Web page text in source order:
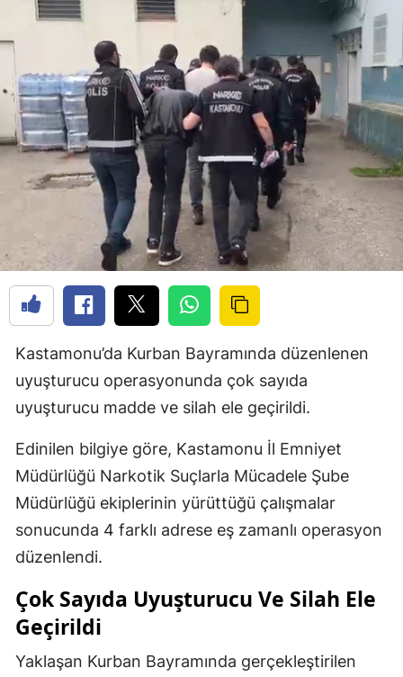
Kastamonu’da Kurban Bayramında düzenlenen
uyuşturucu operasyonunda çok sayıda
uyuşturucu madde ve silah ele geçirildi.
Edinilen bilgiye göre, Kastamonu İl Emniyet
Müdürlüğü Narkotik Suçlarla Mücadele Şube
Müdürlüğü ekiplerinin yürüttüğü çalışmalar
sonucunda 4 farklı adrese eş zamanlı operasyon
düzenlendi.
Çok Sayıda Uyuşturucu Ve Silah Ele
Geçirildi
Yaklaşan Kurban Bayramında gerçekleştirilen